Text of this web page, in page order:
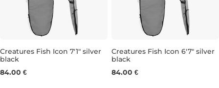
7'1"
Creatures Fish Icon 7'1" silver
black
84.00 € 6'7"
Creatures Fish Icon 6'7" silver
black
84.00 €